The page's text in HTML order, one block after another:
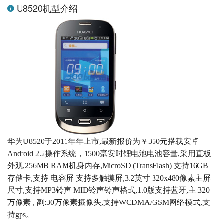
U8520机型介绍
华为U8520于2011年年上市,最新报价为￥350元搭载安卓
Android 2.2操作系统，1500毫安时锂电池电池容量,采用直板
外观,256MB RAM机身内存,MicroSD (TransFlash) 支持16GB
存储卡,支持 电容屏 支持多触摸屏,3.2英寸 320x480像素主屏
尺寸,支持MP3铃声 MID铃声铃声格式,1.0版支持蓝牙,主:320
万像素 , 副:30万像素摄像头,支持WCDMA/GSM网络模式,支
持gps。